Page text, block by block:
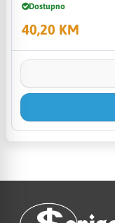
Dostupno
40,20 KM